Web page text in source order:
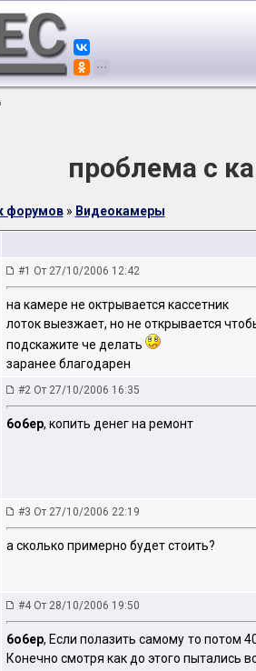
проблема с
форумов» Видеокамеры
#1 От 27/10/2006 12:42
на камере не октрывается кассетник
лоток выезжает, но не открывается
подскажите че делать
заранее благодарен
#2 От 27/10/2006 16:35
6o6ep, копить денег на ремонт
#3 От 27/10/2006 22:19
а сколько примерно будет стоить?
#4 От 28/10/2006 19:50
6o6ep, Если полазить самому то потом
Конечно смотря как до этого пытались